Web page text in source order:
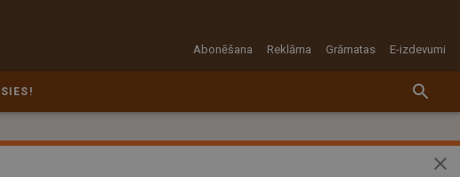
Abonēšana
Reklāma Grāmatas E-izdevumi